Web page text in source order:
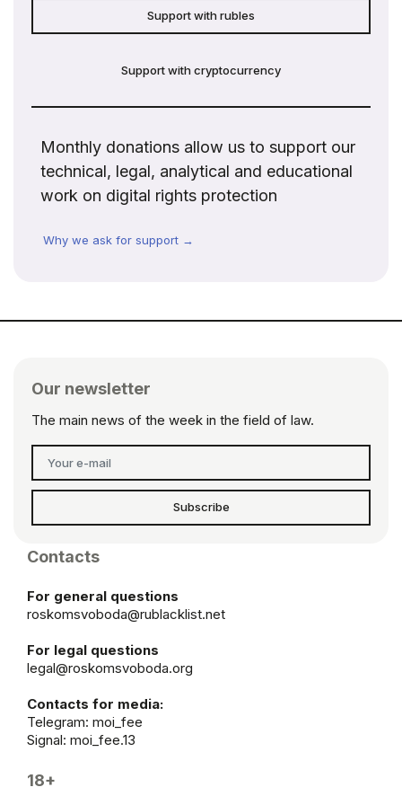
Support with rubles
Support with cryptocurrency
Monthly donations allow us to support our
technical, legal, analytical and educational
work on digital rights protection
Why we ask for support →
Our newsletter
The main news of the week in the field of law.
Subscribe
Contacts
For general questions
roskomsvoboda@rublacklist.net
For legal questions
legal@roskomsvoboda.org
Contacts for media:
Telegram: moi_fee
Signal: moi_fee.13
18+